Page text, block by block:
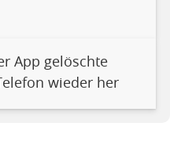
App gelöschte
wieder her